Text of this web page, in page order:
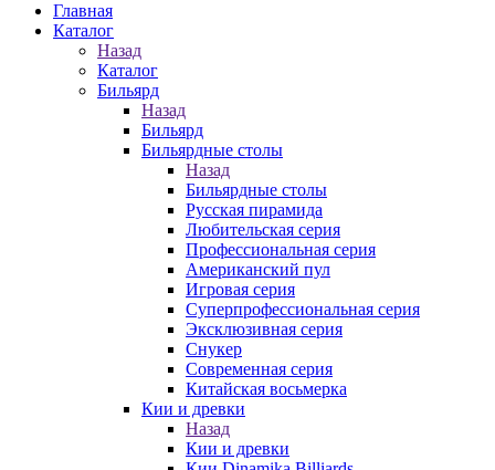
Главная
Каталог
Назад
Каталог
Бильярд
Назад
Бильярд
Бильярдные столы
Назад
Бильярдные столы
Русская пирамида
Любительская серия
Профессиональная серия
Американский пул
Игровая серия
Суперпрофессиональная серия
Эксклюзивная серия
Снукер
Современная серия
Китайская восьмерка
Кии и древки
Назад
Кии и древки